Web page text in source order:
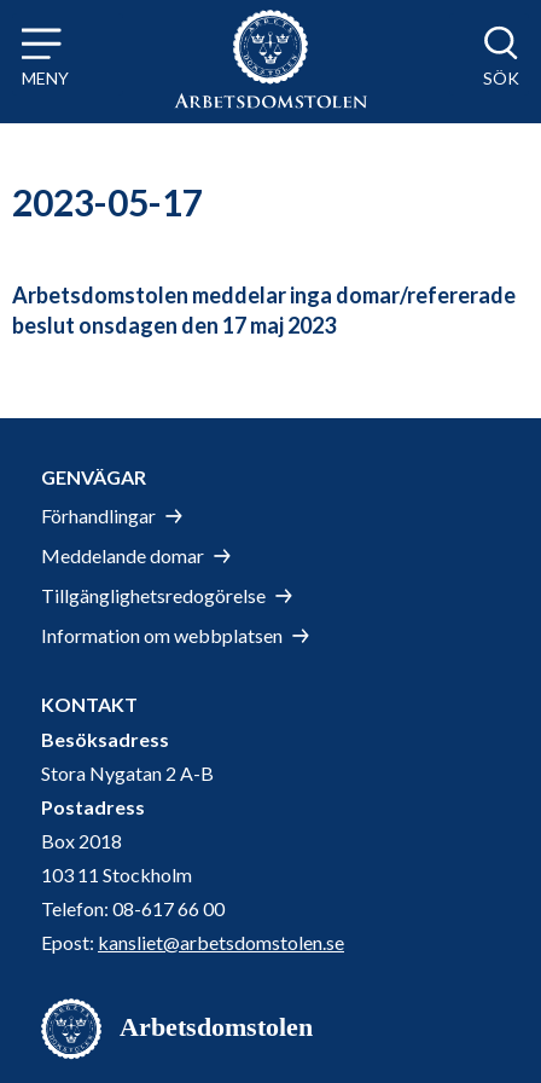
Till innehåll på sidan x
MENY SÖK
2023-05-17
Arbetsdomstolen meddelar inga domar/refererade
beslut onsdagen den 17 maj 2023
GENVÄGAR
Förhandlingar
Meddelande domar
Tillgänglighetsredogörelse
Information om webbplatsen
KONTAKT
Besöksadress
Stora Nygatan 2 A-B
Postadress
Box 2018
103 11 Stockholm
Telefon: 08-617 66 00
Epost: kansliet@arbetsdomstolen.se